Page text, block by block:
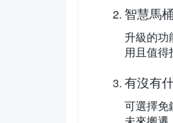
智慧馬
升級的
用且值得
有沒有
可選擇免